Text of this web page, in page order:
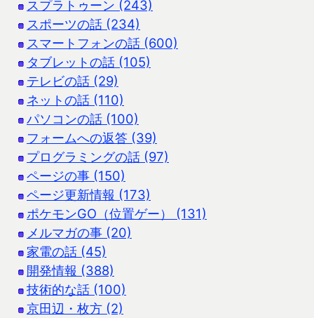
スプラトゥーン (243)
スポーツの話 (234)
スマートフォンの話 (600)
タブレットの話 (105)
テレビの話 (29)
ネットの話 (110)
パソコンの話 (100)
フォームへの返答 (39)
プログラミングの話 (97)
ページの事 (150)
ページ更新情報 (173)
ポケモンGO（位置ゲー） (131)
メルマガの事 (20)
家電の話 (45)
開発情報 (388)
技術的な話 (100)
京田辺・枚方 (2)